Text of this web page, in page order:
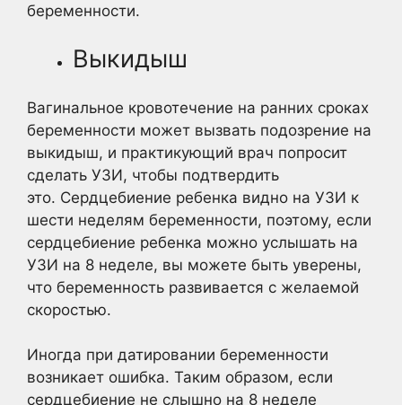
беременности.
Выкидыш
Вагинальное кровотечение на ранних сроках
беременности может вызвать подозрение на
выкидыш, и практикующий врач попросит
сделать УЗИ, чтобы подтвердить
это. Сердцебиение ребенка видно на УЗИ к
шести неделям беременности, поэтому, если
сердцебиение ребенка можно услышать на
УЗИ на 8 неделе, вы можете быть уверены,
что беременность развивается с желаемой
скоростью.
Иногда при датировании беременности
возникает ошибка. Таким образом, если
сердцебиение не слышно на 8 неделе